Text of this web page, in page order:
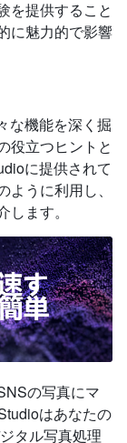
を提供すること
に魅力的で影響
な機能を深く掘
役立つヒントと
に提供されて
うに利用し、
ます。
の写真にマ
はあなたの
タル写真処理